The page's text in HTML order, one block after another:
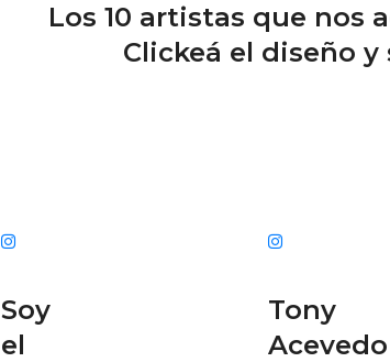
Los 10 artistas que nos
Clickeá el diseño
Soy
el
Tony
Acevedo